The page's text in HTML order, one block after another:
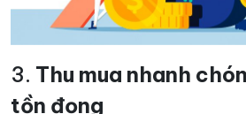
3. Thu mua nhanh
tồn đọng